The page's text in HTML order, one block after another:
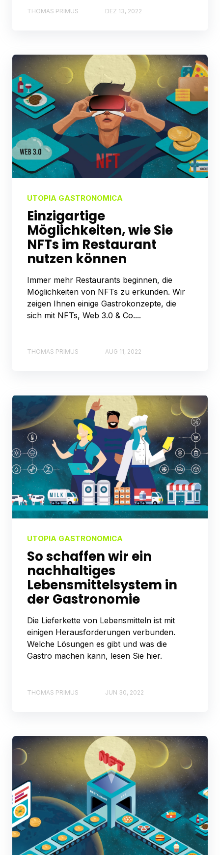
THOMAS PRIMUS DEZ 13, 2022
UTOPIA GASTRONOMICA
Einzigartige
Möglichkeiten, wie Sie
NFTs im Restaurant
nutzen können
Immer mehr Restaurants beginnen, die
Möglichkeiten von NFTs zu erkunden. Wir
zeigen Ihnen einige Gastrokonzepte, die
sich mit NFTs, Web 3.0 & Co....
THOMAS PRIMUS AUG 11, 2022
UTOPIA GASTRONOMICA
So schaffen wir ein
nachhaltiges
Lebensmittelsystem in
der Gastronomie
Die Lieferkette von Lebensmitteln ist mit
einigen Herausforderungen verbunden.
Welche Lösungen es gibt und was die
Gastro machen kann, lesen Sie hier.
THOMAS PRIMUS JUN 30, 2022